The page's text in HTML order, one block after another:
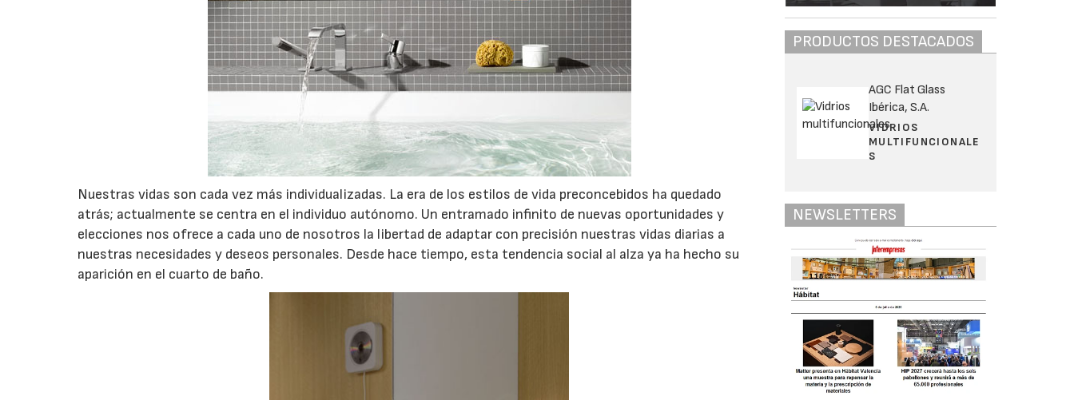
Nuestras vidas son cada vez más individualizadas. La era de los estilos de vida preconcebidos ha quedado
atrás; actualmente se centra en el individuo autónomo. Un entramado infinito de nuevas oportunidades y
elecciones nos ofrece a cada uno de nosotros la libertad de adaptar con precisión nuestras vidas diarias a
nuestras necesidades y deseos personales. Desde hace tiempo, esta tendencia social al alza ya ha hecho su
aparición en el cuarto de baño.
PRODUCTOS DESTACADOS
AGC Flat Glass
Ibérica, S.A.
VIDRIOS
MULTIFUNCIONALE
S
NEWSLETTERS